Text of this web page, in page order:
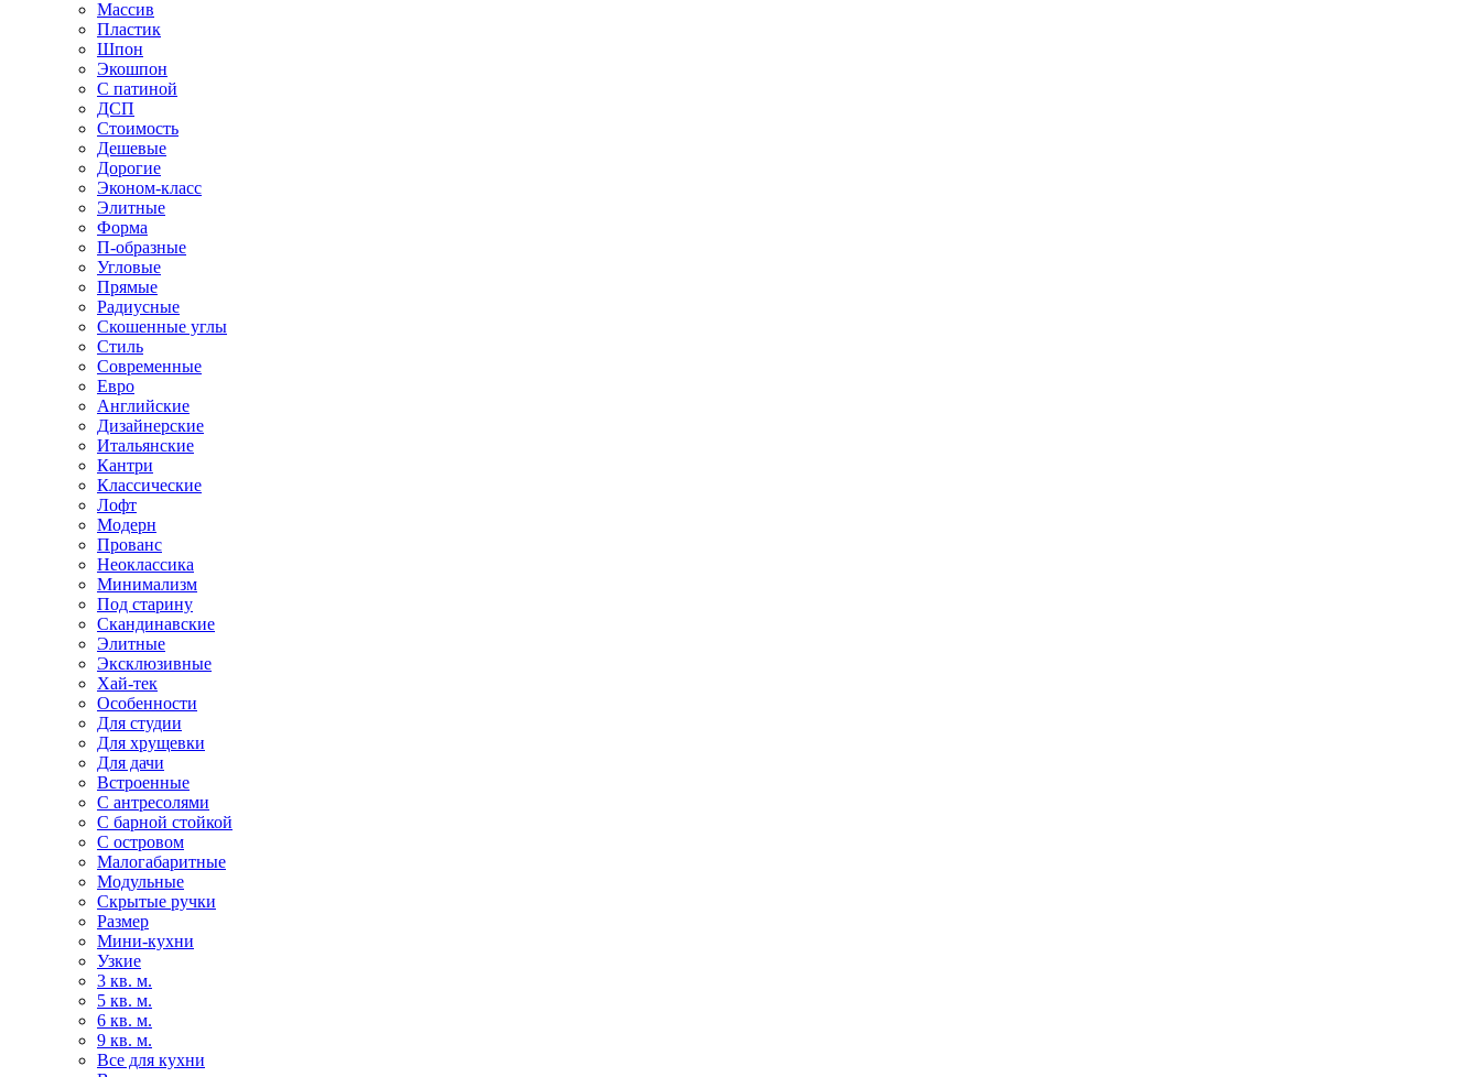
Массив
Пластик
Шпон
Экошпон
С патиной
ДСП
Стоимость
Дешевые
Дорогие
Эконом-класс
Элитные
Форма
П-образные
Угловые
Прямые
Радиусные
Скошенные углы
Стиль
Современные
Евро
Английские
Дизайнерские
Итальянские
Кантри
Классические
Лофт
Модерн
Прованс
Неоклассика
Минимализм
Под старину
Скандинавские
Элитные
Эксклюзивные
Хай-тек
Особенности
Для студии
Для хрущевки
Для дачи
Встроенные
С антресолями
С барной стойкой
С островом
Малогабаритные
Модульные
Скрытые ручки
Размер
Мини-кухни
Узкие
3 кв. м.
5 кв. м.
6 кв. м.
9 кв. м.
Все для кухни